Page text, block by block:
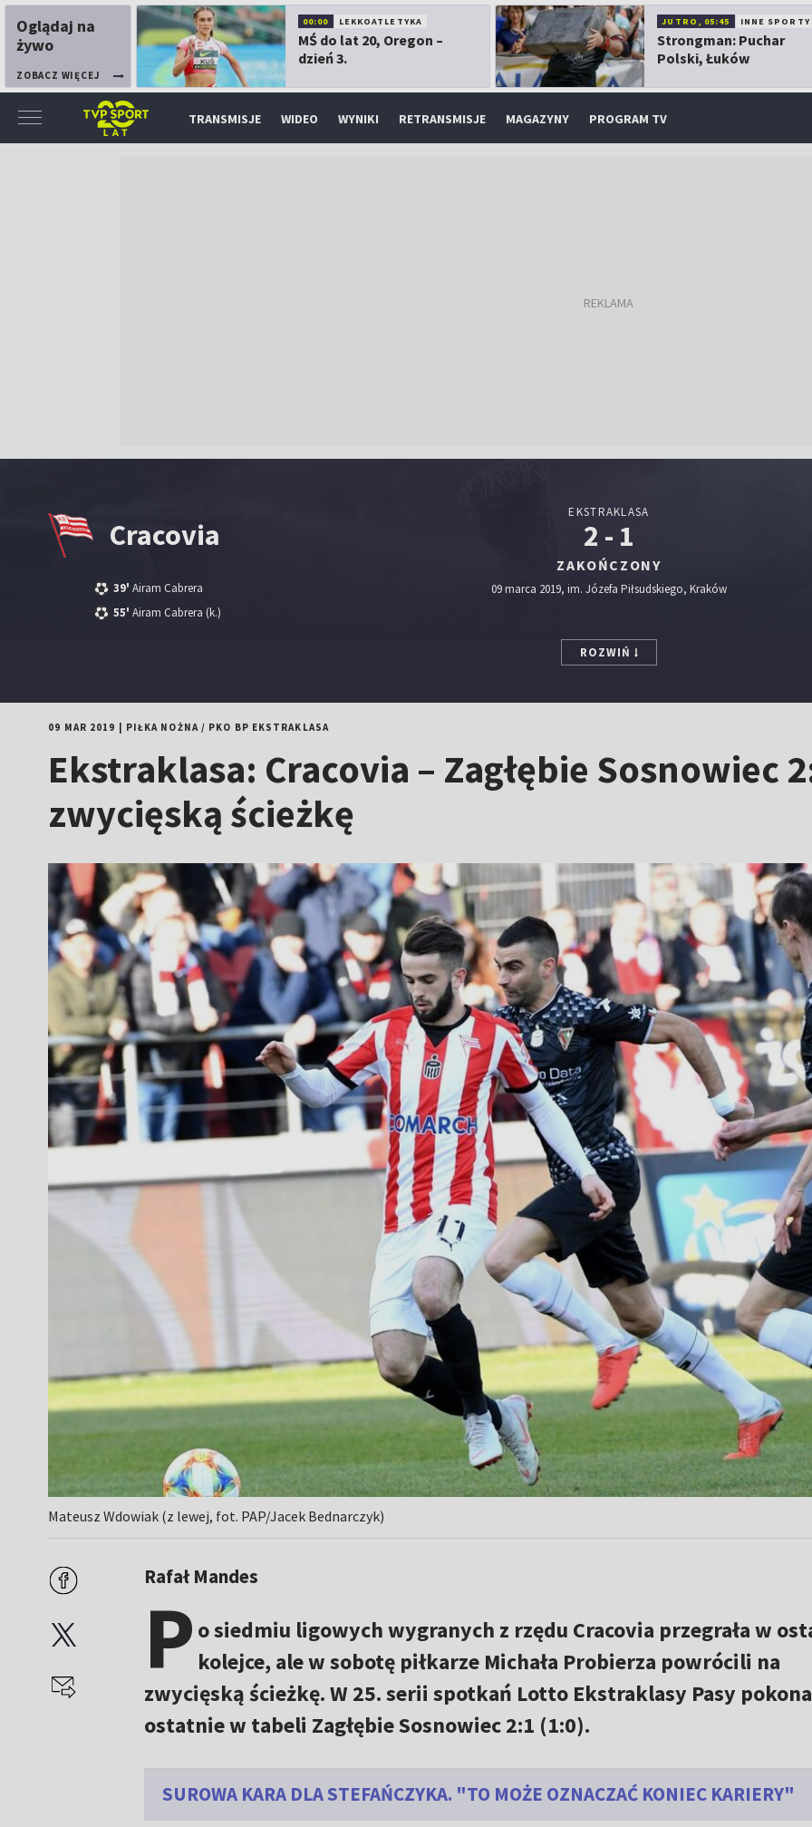
Oglądaj na
żywo
ZOBACZ WIĘCEJ
00:00 LEKKOATLETYKA
MŚ do lat 20, Oregon –
dzień 3.
JUTRO, 05:45 INNE SPORTY
Strongman: Puchar
Polski, Łuków
TRANSMISJE WIDEO WYNIKI RETRANSMISJE MAGAZYNY PROGRAM TV
Cracovia
39' Airam Cabrera
55' Airam Cabrera (k.)
EKSTRAKLASA
2 - 1
ZAKOŃCZONY
09 marca 2019, im. Józefa Piłsudskiego, Kraków
ROZWIŃ
09 MAR 2019 PIŁKA NOŻNA/ PKO BP EKSTRAKLASA
Ekstraklasa: Cracovia – Zagłębie Sosnowiec
zwycięską ścieżkę
Mateusz Wdowiak (z lewej, fot. PAP/Jacek Bednarczyk)
Rafał Mandes
P o siedmiu ligowych wygranych z rzędu Cracovia przegrała w
kolejce, ale w sobotę piłkarze Michała Probierza powrócili na
zwycięską ścieżkę. W 25. serii spotkań Lotto Ekstraklasy Pasy
ostatnie w tabeli Zagłębie Sosnowiec 2:1 (1:0).
SUROWA KARA DLA STEFAŃCZYKA. "TO MOŻE OZNACZAĆ KONIEC KARIERY"